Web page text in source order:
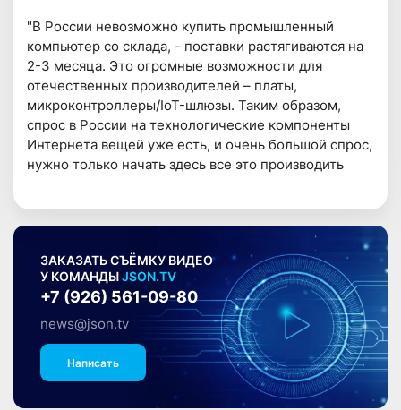
"В России невозможно купить промышленный
компьютер со склада, - поставки растягиваются на
2-3 месяца. Это огромные возможности для
отечественных производителей – платы,
микроконтроллеры/IoT-шлюзы. Таким образом,
спрос в России на технологические компоненты
Интернета вещей уже есть, и очень большой спрос,
нужно только начать здесь все это производить
ЗАКАЗАТЬ СЪЁМКУ ВИДЕО
У КОМАНДЫJSON.TV
+7 (926) 561-09-80
news@json.tv
Написать